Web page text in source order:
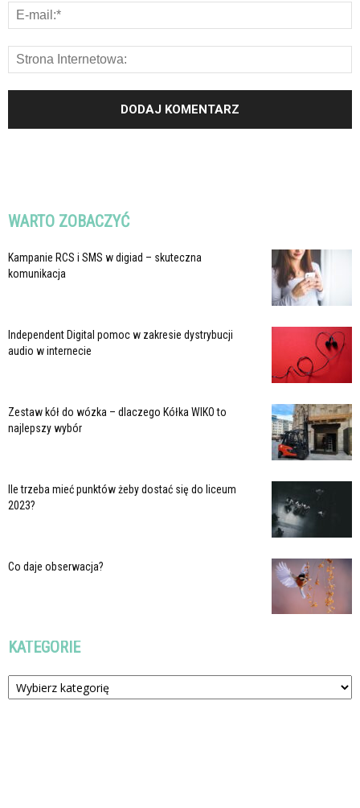
WARTO ZOBACZYĆ
Kampanie RCS i SMS w digiad – skuteczna
komunikacja
Independent Digital pomoc w zakresie dystrybucji
audio w internecie
Zestaw kół do wózka – dlaczego Kółka WIKO to
najlepszy wybór
Ile trzeba mieć punktów żeby dostać się do liceum
2023?
Co daje obserwacja?
KATEGORIE
Kategorie